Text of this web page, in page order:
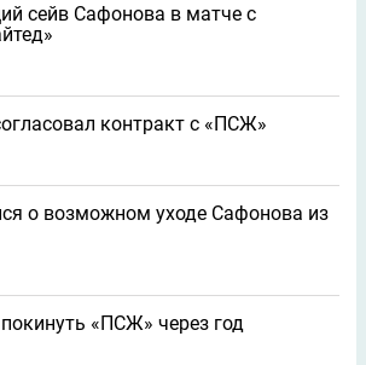
сейв Сафонова в матче с
контракт с «ПСЖ»
о возможном уходе Сафонова из
«ПСЖ» через год